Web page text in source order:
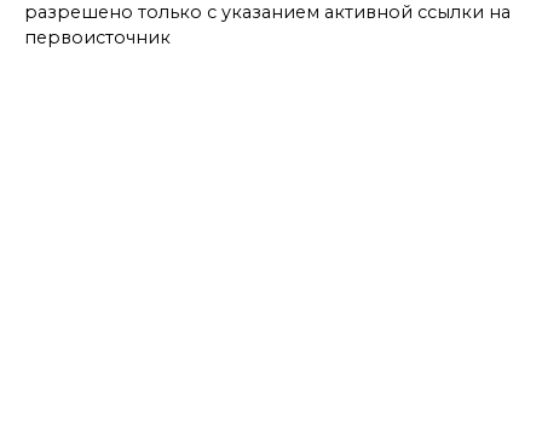
разрешено только с указанием активной ссылки на
первоисточник